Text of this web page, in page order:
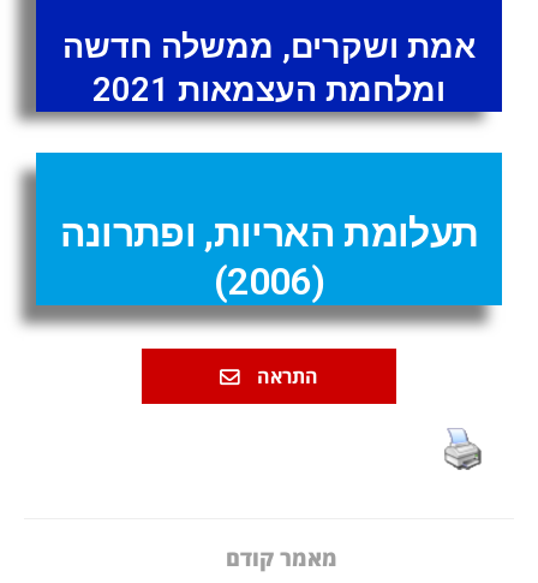
אמת ושקרים, ממשלה חדשה
ומלחמת העצמאות 2021
תעלומת האריות, ופתרונה
(2006)
התראה
מאמר קודם